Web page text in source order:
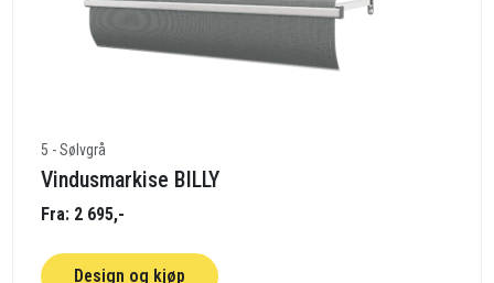
5 - Sølvgrå
Vindusmarkise BILLY
Fra: 2 695,-
Design og kjøp